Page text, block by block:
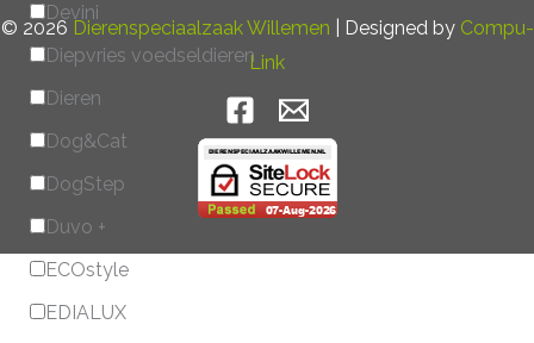
Devini
Diepvries voedseldieren
Dieren
Dog&Cat
DogStep
Duvo +
ECOstyle
EDIALUX
© 2026 Dierenspeciaalzaak Willemen | Designed by Compu-
Link